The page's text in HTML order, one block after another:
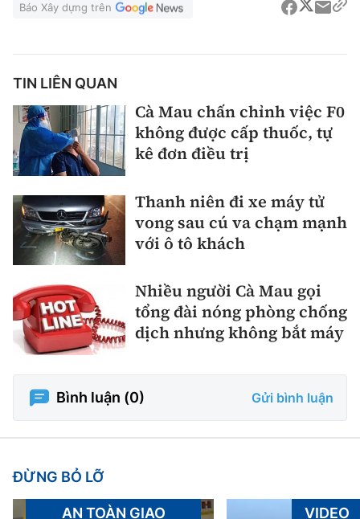
Báo Xây dựng trên
TIN LIÊN QUAN
Cà Mau chấn chỉnh việc F0
không được cấp thuốc, tự
kê đơn điều trị
Thanh niên đi xe máy tử
vong sau cú va chạm mạnh
với ô tô khách
Nhiều người Cà Mau gọi
tổng đài nóng phòng chống
dịch nhưng không bắt máy
Bình luận (0) Gửi bình luận
ĐỪNG BỎ LỠ
AN TOÀN GIAO VIDEO